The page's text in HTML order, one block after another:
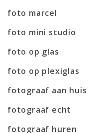
foto marcel
foto mini studio
foto op glas
foto op plexiglas
fotograaf aan huis
fotograaf echt
fotograaf huren